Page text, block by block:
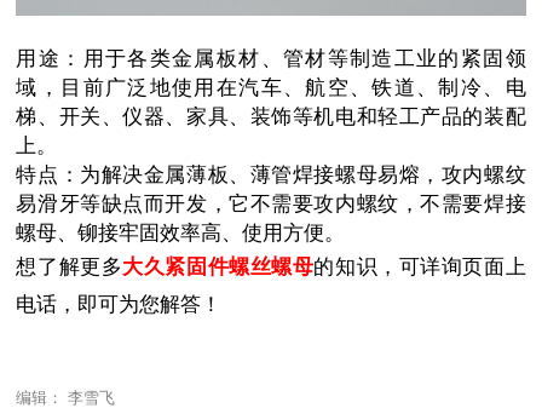
用途：用于各类金属板材、管材等制造工业的紧固领
域，目前广泛地使用在汽车、航空、铁道、制冷、电
梯、开关、仪器、家具、装饰等机电和轻工产品的装配
上。
特点：为解决金属薄板、薄管焊接螺母易熔，攻内螺纹
易滑牙等缺点而开发，它不需要攻内螺纹，不需要焊接
螺母、铆接牢固效率高、使用方便。
想了解更多大久紧固件螺丝螺母的知识，可详询页面上
电话，即可为您解答！
编辑： 李雪飞